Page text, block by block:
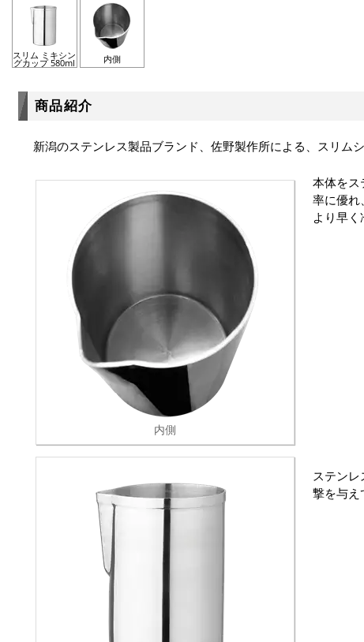
スリム ミキシン
グカップ 580ml 内側
商品紹介
新潟のステンレス製品ブランド、佐野製作所による、スリム
内側
本体をス
率に優れ
より早く
ステン
撃を与え